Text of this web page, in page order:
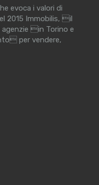
evoca i valori di
2015 Immobilis, il
agenzie in Torino e
per vendere,